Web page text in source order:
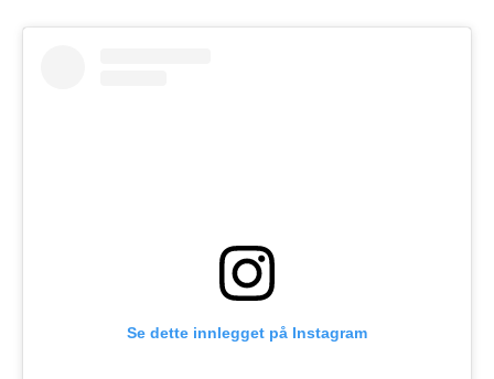
Se dette innlegget på Instagram